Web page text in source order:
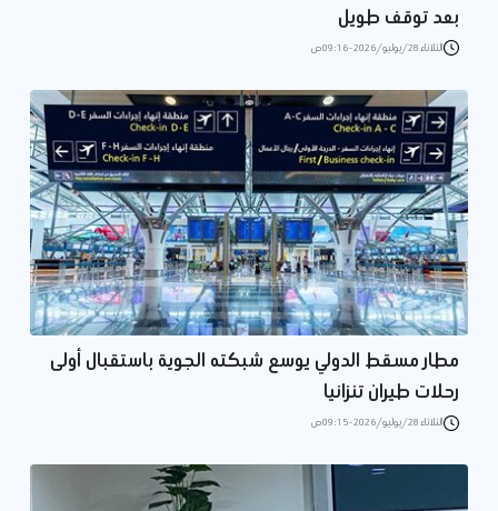
بعد توقف طويل
الثلاثاء 28/يوليو/2026 - 09:16 ص
مطار مسقط الدولي يوسع شبكته الجوية باستقبال أولى
رحلات طيران تنزانيا
الثلاثاء 28/يوليو/2026 - 09:15 ص